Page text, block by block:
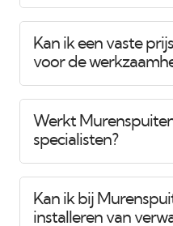
Kan ik een vaste
voor de
Werkt
specialisten?
Kan ik bij
installeren van